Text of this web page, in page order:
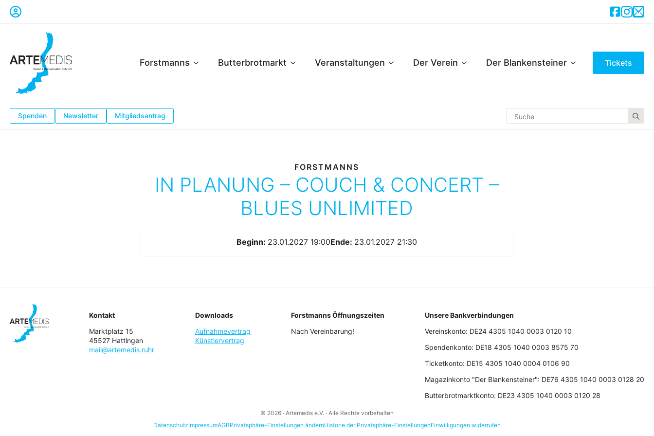
Forstmanns Butterbrotmarkt Veranstaltungen Der Verein Der Blankensteiner Tickets
Spenden Newsletter Mitgliedsantrag
FORSTMANNS
IN PLANUNG – COUCH & CONCERT –
BLUES UNLIMITED
Beginn: 23.01.2027 19:00Ende: 23.01.2027 21:30
Kontakt
Marktplatz 15
45527 Hattingen
mail@artemedis.ruhr
Downloads
Aufnahmevertrag
Künstlervertrag
Forstmanns Öffnungszeiten
Nach Vereinbarung!
Unsere Bankverbindungen
Vereinskonto: DE24 4305 1040 0003 0120 10
Spendenkonto: DE18 4305 1040 0003 8575 70
Ticketkonto: DE15 4305 1040 0004 0106 90
Magazinkonto "Der Blankensteiner": DE76 4305 1040 0003 0128 20
Butterbrotmarktkonto: DE23 4305 1040 0003 0120 28
© 2026 · Artemedis e.V. · Alle Rechte vorbehalten
DatenschutzImpressumAGBPrivatsphäre-Einstellungen ändernHistorie der Privatsphäre-EinstellungenEinwilligungen widerrufen